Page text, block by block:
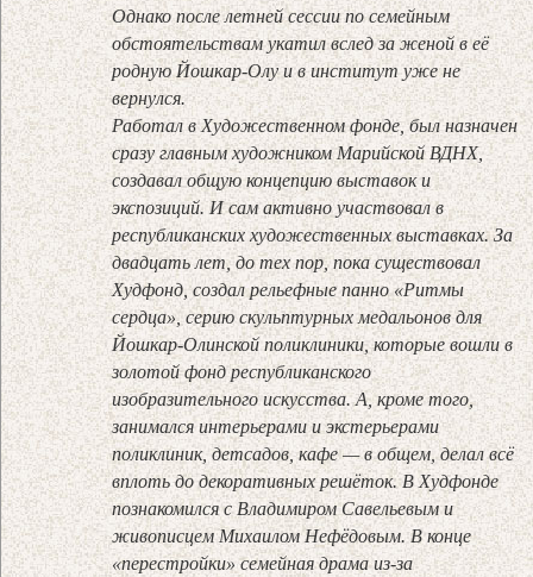
Однако после летней сессии по семейным
обстоятельствам укатил вслед за женой в её
родную Йошкар-Олу и в институт уже не
вернулся.
Работал в Художественном фонде, был назначен
сразу главным художником Марийской ВДНХ,
создавал общую концепцию выставок и
экспозиций. И сам активно участвовал в
республиканских художественных выставках. За
двадцать лет, до тех пор, пока существовал
Худфонд, создал рельефные панно «Ритмы
сердца», серию скульптурных медальонов для
Йошкар-Олинской поликлиники, которые вошли в
золотой фонд республиканского
изобразительного искусства. А, кроме того,
занимался интерьерами и экстерь­ерами
поликлиник, детсадов, кафе — в общем, делал всё
вплоть до декоративных решёток. В Худфонде
познакомился с Владимиром Савельевым и
живописцем Михаилом Нефёдовым. В конце
«перестройки» семейная драма из-за